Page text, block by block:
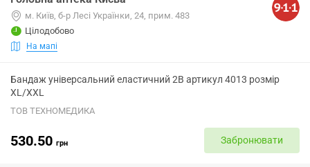
м. Київ, б-р Лесі Українки, 24, прим. 483
Цілодобово
На мапі
Бандаж універсальний еластичний 2B артикул 4013 розмір
XL/XXL
ТОВ ТЕХНОМЕДИКА
530.50 грн Забронювати